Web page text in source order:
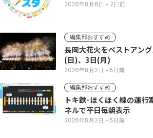
2026年8月6日 - 2日前
編集部おすすめ
長岡大花火をベストアン
(日)、3日(月)
2026年8月2日 - 5日前
編集部おすすめ
トキ鉄･ほくほく線の運行案内 JCV123
ネルで平日毎朝表示
2026年8月2日 - 5日前